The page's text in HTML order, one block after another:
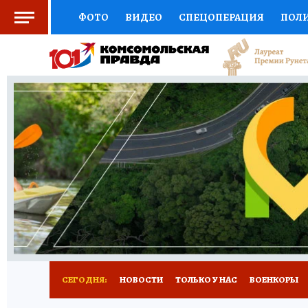
ФОТО ВИДЕО СПЕЦОПЕРАЦИЯ
СОЦПОДДЕРЖКА НАУКА СПОРТ
ВЫБОР ЭКСПЕРТОВ ДОКТОР
КНИЖНАЯ ПОЛКА ПРОГНОЗЫ НА СПОРТ
ПРЕСС-ЦЕНТР НЕДВИЖИМОСТЬ
РАДИО КП РЕКЛАМА ТЕСТЫ НОВОЕ
СЕГОДНЯ: НОВОСТИ ТОЛЬКО У НАС ВОЕНКОРЫ